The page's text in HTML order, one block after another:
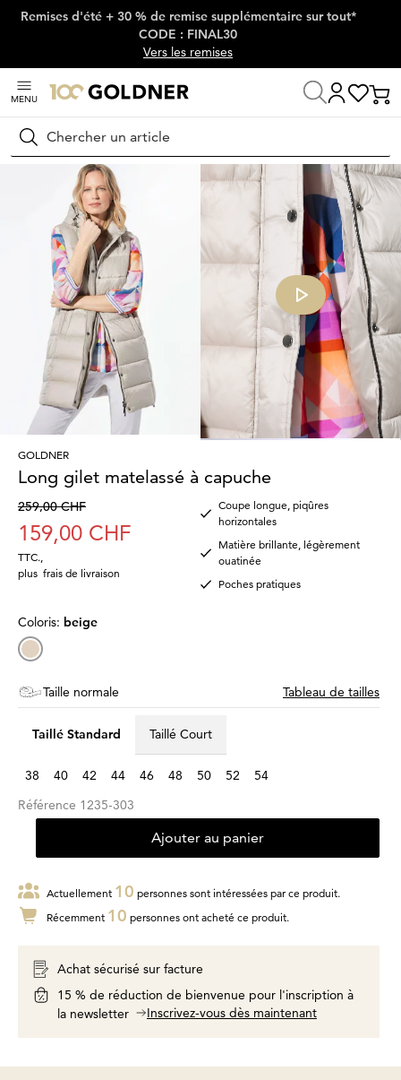
Passer la navigation, aller directement au contenu
Remises d'été + 30 % de remise supplémentaire sur tout*
CODE : FINAL30
Vers les remises
MENU
Rechercher
Maison Mode femme Vestes & blazers
GOLDNER
Long gilet matelassé à capuche
259,00 CHF
159,00 CHF
TTC.
plus frais de livraison
Coupe longue, piqûres
horizontales
Matière brillante, légèrement
ouatinée
Poches pratiques
Coloris: beige
Taille normale Tableau de tailles
Taillé Standard Taillé Court
38 40 42 44 46 48 50 52
54
Référence 1235-303
Ajouter au panier
Actuellement 10 personnes sont intéressées par ce produit.
Récemment 10 personnes ont acheté ce produit.
Achat sécurisé sur facture
15 % de réduction de bienvenue pour l'inscription à
la newsletter
Inscrivez-vous dès maintenant